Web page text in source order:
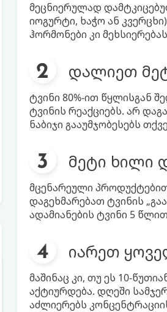
მეცნიერულად
იოგურტი, ხაჭო ან
ჰორმონები კი
დალიეთ
ტვინი 80%-ით წყლისგან
ტვინის რეაქციებს. არ
ნაბიჯი გააუმჯობესებს
მეტი ხილი
მცენარეული
დაგეხმარებათ ტვინის
ადამიანების ტვინი 5
იარეთ
მაშინაც კი, თუ ეს 10-
აქტიურდება. დღეში
აძლიერებს